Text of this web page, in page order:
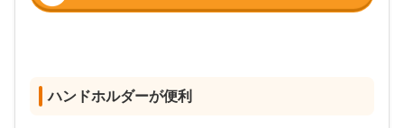
ハンドホルダーが便利